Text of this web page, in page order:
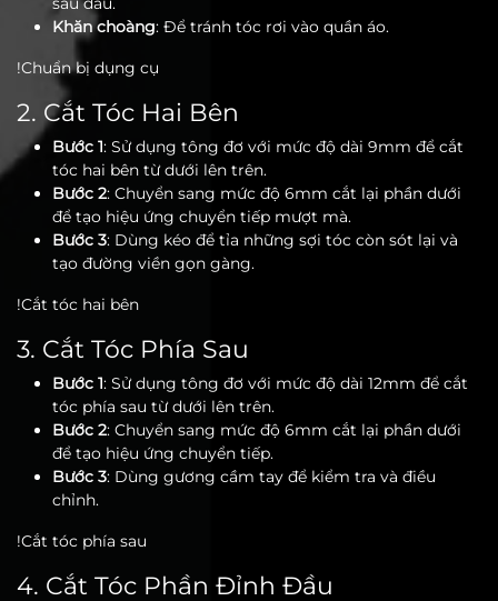
Khăn choàng: Để tránh tóc rơi vào quần áo.
!Chuẩn bị dụng cụ
2. Cắt Tóc Hai Bên
Bước 1: Sử dụng tông đơ với mức độ dài 9mm để cắt
tóc hai bên từ dưới lên trên.
Bước 2: Chuyển sang mức độ 6mm cắt lại phần dưới
để tạo hiệu ứng chuyển tiếp mượt mà.
Bước 3: Dùng kéo để tỉa những sợi tóc còn sót lại và
tạo đường viền gọn gàng.
!Cắt tóc hai bên
3. Cắt Tóc Phía Sau
Bước 1: Sử dụng tông đơ với mức độ dài 12mm để cắt
tóc phía sau từ dưới lên trên.
Bước 2: Chuyển sang mức độ 6mm cắt lại phần dưới
để tạo hiệu ứng chuyển tiếp.
Bước 3: Dùng gương cầm tay để kiểm tra và điều
chỉnh.
!Cắt tóc phía sau
4. Cắt Tóc Phần Đỉnh Đầu